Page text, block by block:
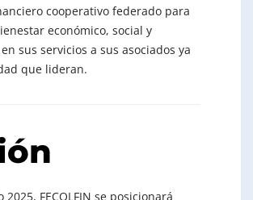
cooperativo federado para
económico, social y
sus servicios a sus asociados ya
que lideran.
2025, FECOLFIN se posicionará